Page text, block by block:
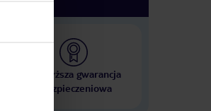
Najwyższa gwarancja
ubezpieczeniowa